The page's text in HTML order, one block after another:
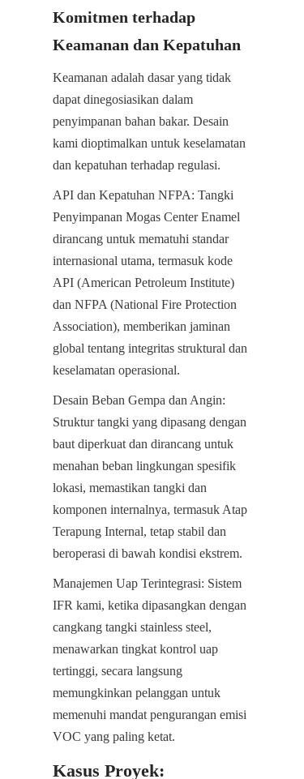
Komitmen terhadap
Keamanan dan Kepatuhan
Keamanan adalah dasar yang tidak
dapat dinegosiasikan dalam
penyimpanan bahan bakar. Desain
kami dioptimalkan untuk keselamatan
dan kepatuhan terhadap regulasi.
API dan Kepatuhan NFPA: Tangki
Penyimpanan Mogas Center Enamel
dirancang untuk mematuhi standar
internasional utama, termasuk kode
API (American Petroleum Institute)
dan NFPA (National Fire Protection
Association), memberikan jaminan
global tentang integritas struktural dan
keselamatan operasional.
Desain Beban Gempa dan Angin:
Struktur tangki yang dipasang dengan
baut diperkuat dan dirancang untuk
menahan beban lingkungan spesifik
lokasi, memastikan tangki dan
komponen internalnya, termasuk Atap
Terapung Internal, tetap stabil dan
beroperasi di bawah kondisi ekstrem.
Manajemen Uap Terintegrasi: Sistem
IFR kami, ketika dipasangkan dengan
cangkang tangki stainless steel,
menawarkan tingkat kontrol uap
tertinggi, secara langsung
memungkinkan pelanggan untuk
memenuhi mandat pengurangan emisi
VOC yang paling ketat.
Kasus Proyek: